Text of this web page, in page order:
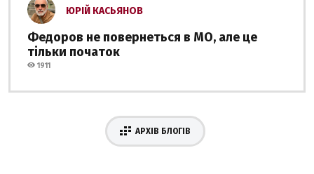
ЮРІЙ КАСЬЯНОВ
Федоров не повернеться в МО, але це
тільки початок
1911
АРХІВ БЛОГІВ